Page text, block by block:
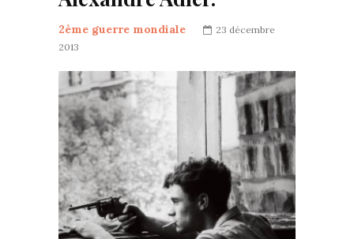
2ème guerre mondiale
23 décembre
2013